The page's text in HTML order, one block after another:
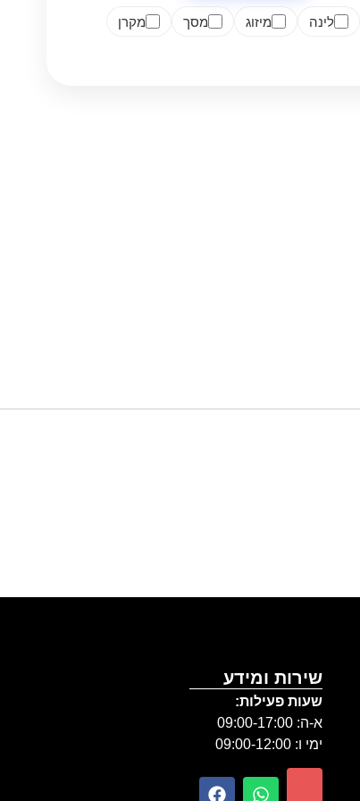
לינה מיזוג מסך
מקרן
שירות ומידע
שעות פעילות:
א-ה: 09:00-17:00
ימי ו: 09:00-12:00